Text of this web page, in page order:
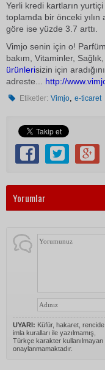
Yerli kredi kartların yurtiçi
toplamda bir önceki yılın
göre ise yüzde 3.7 arttı.
Vimjo senin için o!
bakım, Vitaminler,
ürünlerisizin için
adreste... http://
Etiketler: Vimjo,e-ticaret
Yorumlar
UYARI: Küfür, hakaret,
imla kuralları ile yazılmamış,
Türkçe karakter
onaylanmamaktadır.